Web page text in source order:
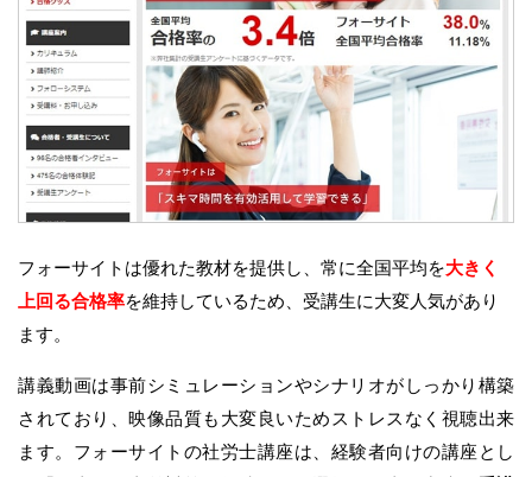
フォーサイトは優れた教材を提供し、常に全国平均を大きく
上回る合格率を維持しているため、受講生に大変人気があり
ます。
講義動画は事前シミュレーションやシナリオがしっかり構築
されており、映像品質も大変良いためストレスなく視聴出来
ます。フォーサイトの社労士講座は、経験者向けの講座とし